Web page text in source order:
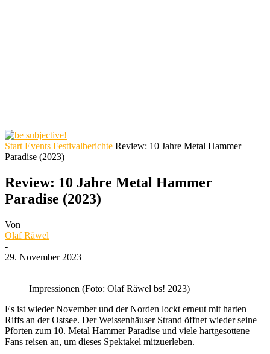
Start Events Festivalberichte Review: 10 Jahre Metal Hammer
Paradise (2023)
Review: 10 Jahre Metal Hammer
Paradise (2023)
Von
Olaf Räwel
-
29. November 2023
Impressionen (Foto: Olaf Räwel bs! 2023)
Es ist wieder November und der Norden lockt erneut mit harten
Riffs an der Ostsee. Der Weissenhäuser Strand öffnet wieder seine
Pforten zum 10. Metal Hammer Paradise und viele hartgesottene
Fans reisen an, um dieses Spektakel mitzuerleben.